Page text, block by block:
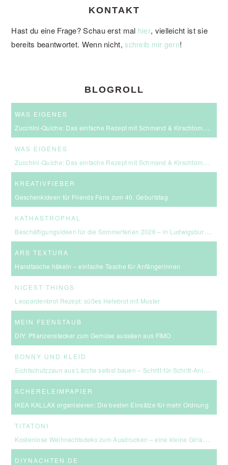
KONTAKT
Hast du eine Frage? Schau erst mal hier, vielleicht ist sie
bereits beantwortet. Wenn nicht,schreib mir gern!
BLOGROLL
WAS EIGENES
Zucchini-Quiche: Das einfache Rezept mit Schmand & Kirschtomaten
WAS EIGENES
Zucchini-Quiche: Das einfache Rezept mit Schmand & Kirschtomaten
KREATIVFIEBER
Geschenkideen für Friends Fans zum 40. Geburtstag
KATHASTROPHAL
Beschäftigungsideen für die Sommerferien 2026 – in Ludwigsburg, Stuttgart & Umgebung
ARS TEXTURA
Handtasche häkeln – einfache Tasche für Anfängerinnen
NICEST THINGS
Leopardenbrot Rezept: süßes Hefebrot mit Muster
MEIN FEENSTAUB
DIY: Pflanzenstecker zum Gemüse aussäen aus FIMO
BONNY UND KLEID
Sichtschutzzaun aus Lärche selbst bauen – Schritt-für-Schritt-Anleitung & Kosten
SCHERELEIMPAPIER
IKEA KALLAX organisieren: Die besten Einsätze für mehr Ordnung
TITATONI
Kostenlose Weihnachtsdeko zum Ausdrucken – eine kleine Girlande für euer Zuhause ☆
DIYNACHTEN.DE